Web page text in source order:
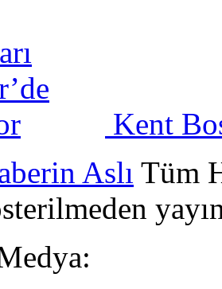
Kent
Aslı Tüm